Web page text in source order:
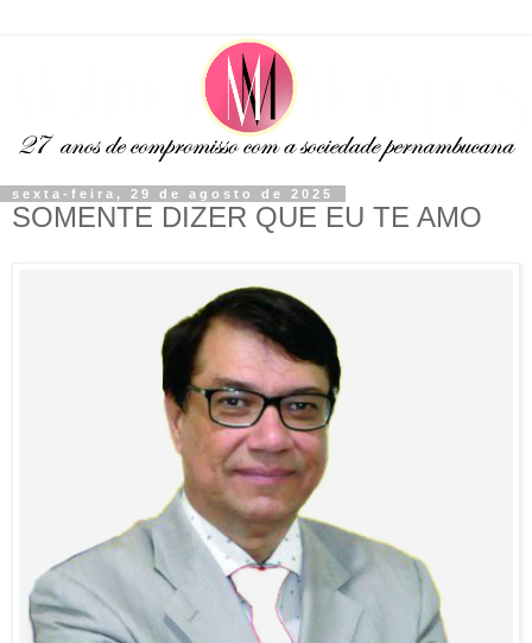
sexta-feira, 29 de agosto de 2025
SOMENTE DIZER QUE EU TE AMO